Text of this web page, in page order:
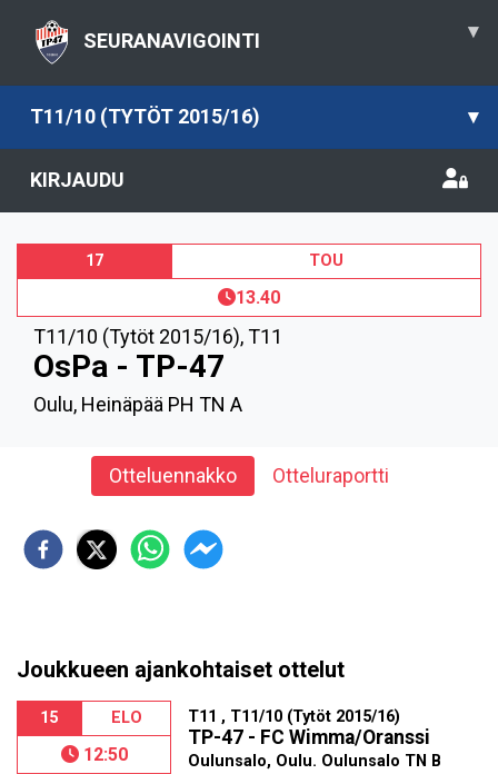
SEURANAVIGOINTI ▾
T11/10 (TYTÖT 2015/16) ▾
KIRJAUDU
17 TOU
13.40
T11/10 (Tytöt 2015/16),T11
OsPa - TP-47
Oulu, Heinäpää PH TN A
Otteluennakko Otteluraportti
Joukkueen ajankohtaiset ottelut
15 ELO
12:50
T11 , T11/10 (Tytöt 2015/16)
TP-47 - FC Wimma/Oranssi
Oulunsalo, Oulu. Oulunsalo TN B